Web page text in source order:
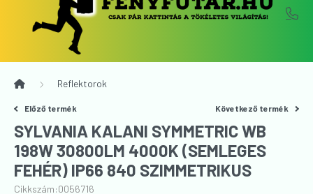
Reflektorok
Előző termék Következő termék
SYLVANIA KALANI SYMMETRIC WB
198W 30800LM 4000K (SEMLEGES
FEHÉR) IP66 840 SZIMMETRIKUS
FEKETE LED-ES REFLEKTOR
Cikkszám:0056716